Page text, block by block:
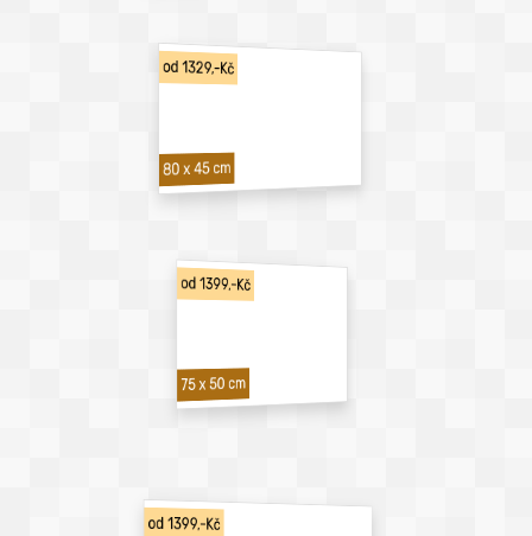
od 1329,-Kč
80 x 45 cm
od 1399,-Kč
75 x 50 cm
od 1399,-Kč